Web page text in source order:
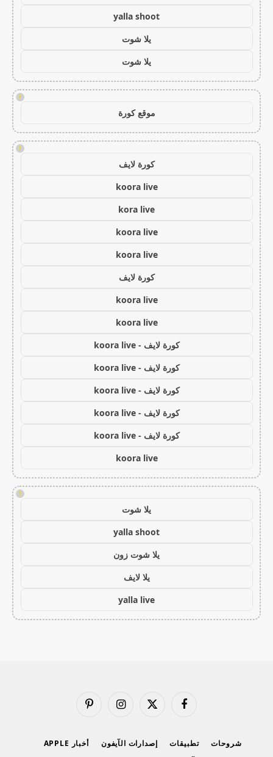
yalla shoot
يلا شوت
يلا شوت
!
موقع كورة
!
كورة لايف
koora live
kora live
koora live
koora live
كورة لايف
koora live
koora live
كورة لايف - koora live
كورة لايف - koora live
كورة لايف - koora live
كورة لايف - koora live
كورة لايف - koora live
koora live
!
يلا شوت
yalla shoot
يلا شوت زون
يلا لايف
yalla live
فيسبوك
X
الانستغرامبينتيريست
شروحات تطبيقات إصدارات الآيفون
أخبار APPLE